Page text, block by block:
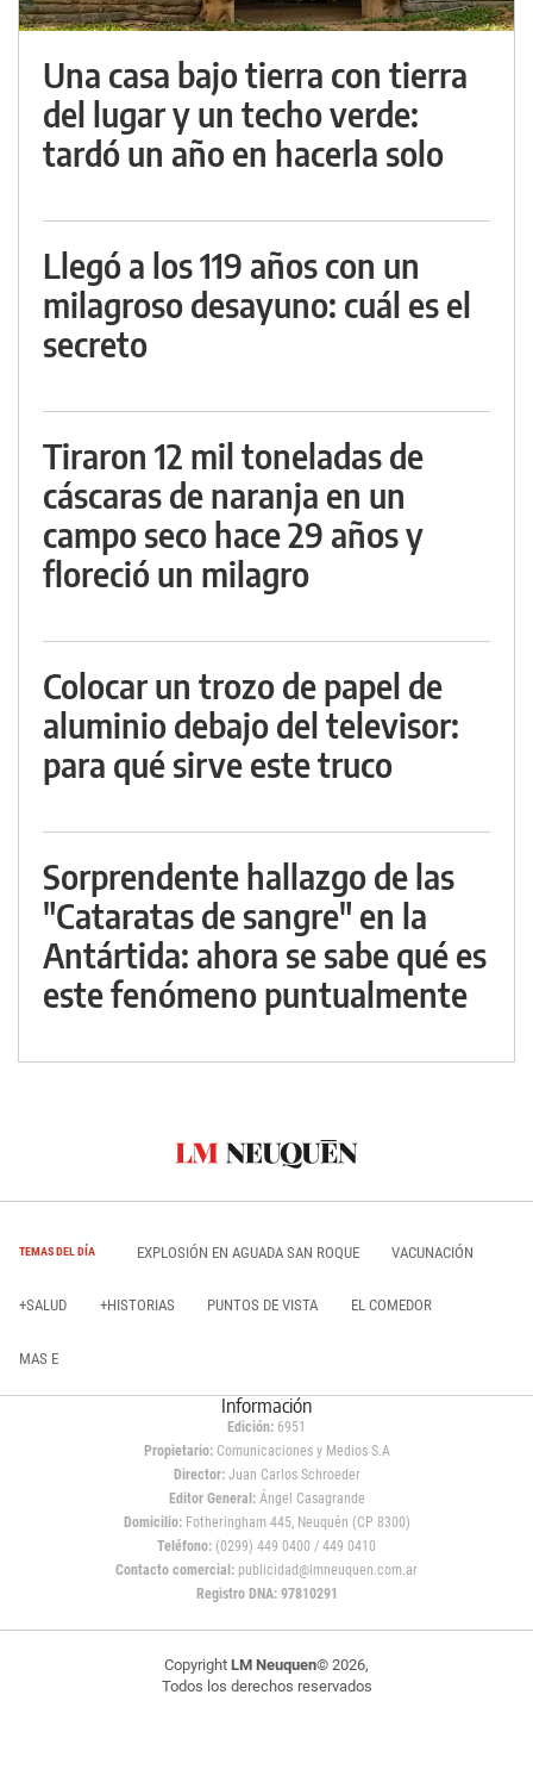
Una casa bajo tierra con tierra
del lugar y un techo verde:
tardó un año en hacerla solo
Llegó a los 119 años con un
milagroso desayuno: cuál es el
secreto
Tiraron 12 mil toneladas de
cáscaras de naranja en un
campo seco hace 29 años y
floreció un milagro
Colocar un trozo de papel de
aluminio debajo del televisor:
para qué sirve este truco
Sorprendente hallazgo de las
"Cataratas de sangre" en la
Antártida: ahora se sabe qué es
este fenómeno puntualmente
TEMAS DEL DÍA EXPLOSIÓN EN AGUADA SAN ROQUE VACUNACIÓN
+SALUD +HISTORIAS PUNTOS DE VISTA EL COMEDOR
MAS E
Información
Edición: 6951
Propietario:Comunicaciones y Medios S.A
Director: Juan Carlos Schroeder
Editor General:Ángel Casagrande
Domicilio:Fotheringham 445, Neuquén (CP 8300)
Teléfono: (0299) 449 0400 / 449 0410
Contacto comercial: publicidad@lmneuquen.com.ar
Registro DNA: 97810291
Copyright LM Neuquen© 2026,
Todos los derechos reservados